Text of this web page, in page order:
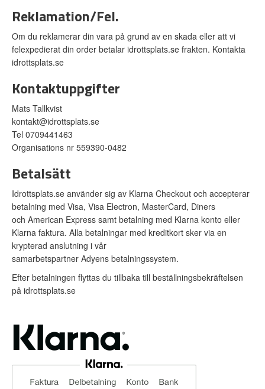
Reklamation/Fel.
Om du reklamerar din vara på grund av en skada eller att vi
felexpedierat din order betalar idrottsplats.se frakten. Kontakta
idrottsplats.se
Kontaktuppgifter
Mats Tallkvist
kontakt@idrottsplats.se
Tel 0709441463
Organisations nr 559390-0482
Betalsätt
Idrottsplats.se använder sig av Klarna Checkout och accepterar
betalning med Visa, Visa Electron, MasterCard, Diners
och American Express samt betalning med Klarna konto eller
Klarna faktura. Alla betalningar med kreditkort sker via en
krypterad anslutning i vår
samarbetspartner Adyens betalningssystem.
Efter betalningen flyttas du tillbaka till beställningsbekräftelsen
på idrottsplats.se